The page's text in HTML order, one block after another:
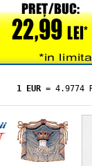
1 EUR = 4.9774
= 5.8304
1 XAU= 464.4611
1 AED= 1.1933
1 AUD= 2.7957
1 BGN= 2.5449